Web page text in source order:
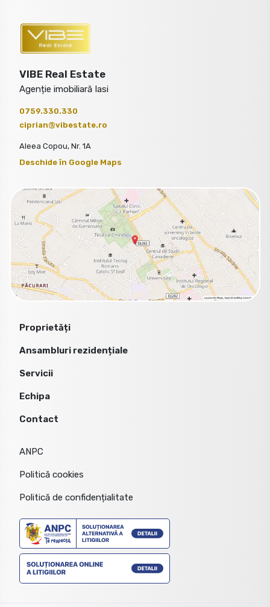
VIBE Real Estate
Agenție imobiliară Iasi
0759.330.330
ciprian@vibestate.ro
Aleea Copou, Nr. 1A
Deschide în Google Maps
Proprietăți
Ansambluri rezidențiale
Servicii
Echipa
Contact
ANPC
Politică cookies
Politică de confidențialitate